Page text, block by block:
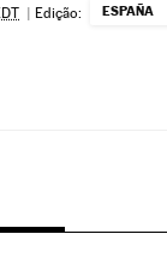
| Edição: ESPAÑA